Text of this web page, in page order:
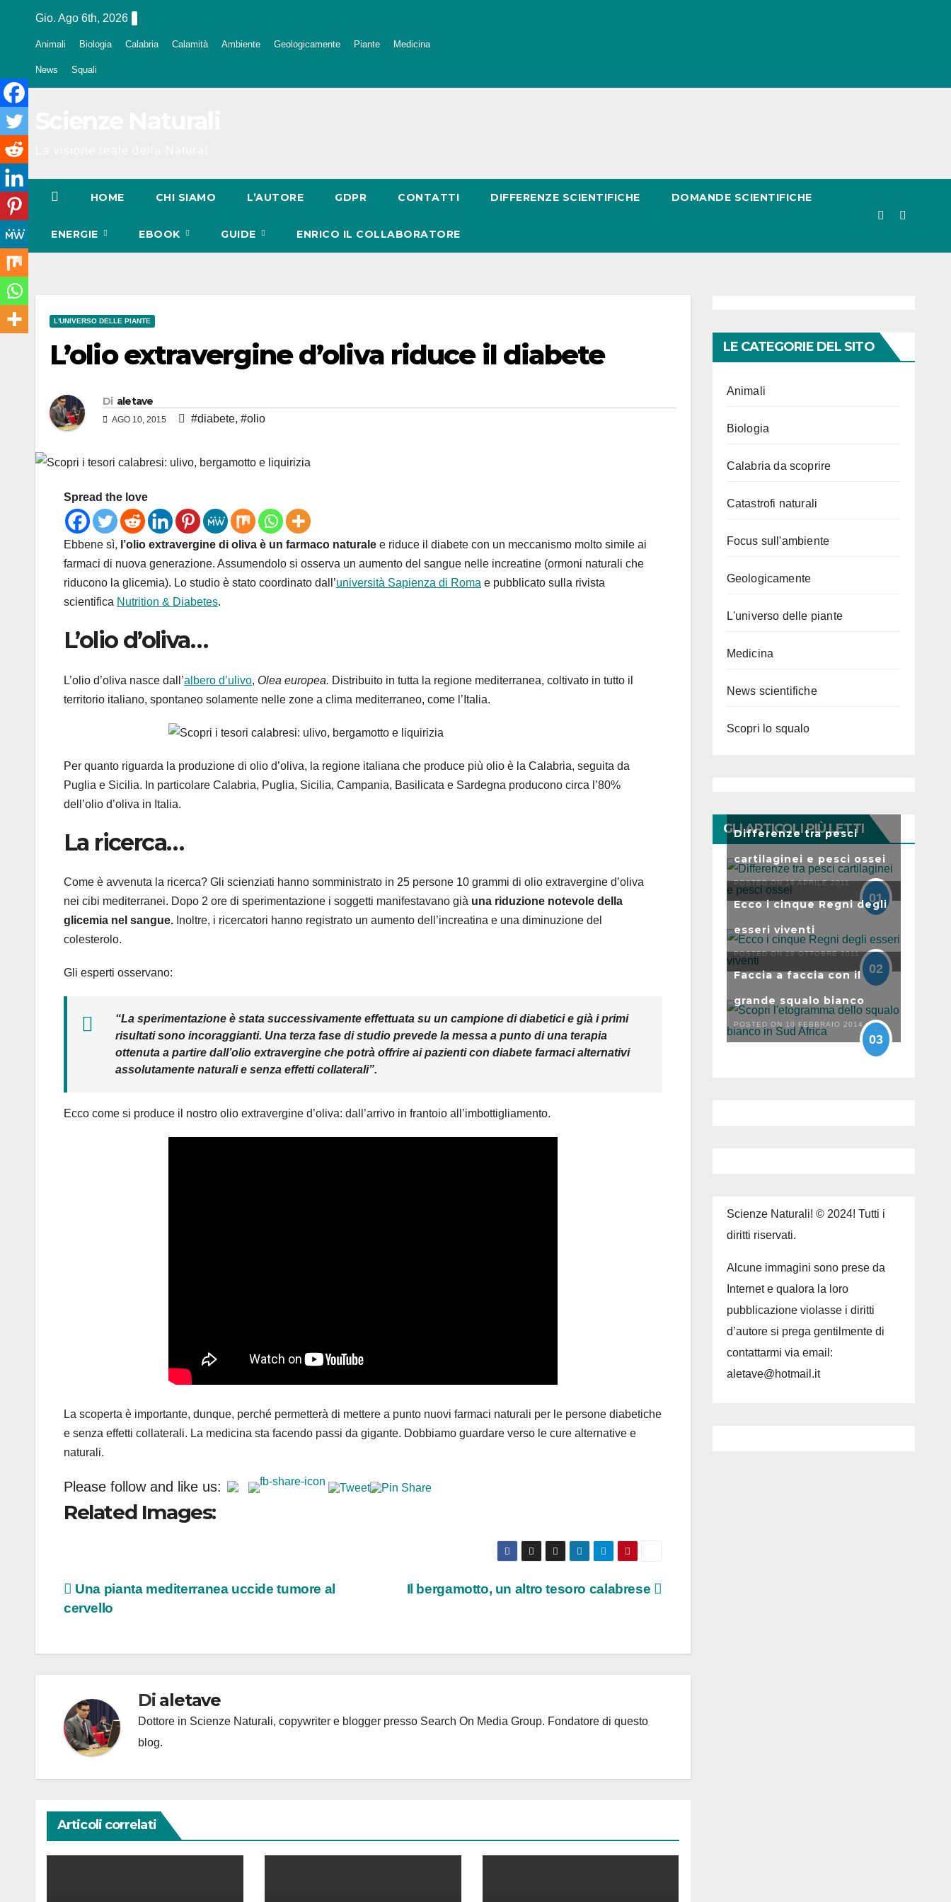
Gio. Ago 6th, 2026
Animali Biologia Calabria Calamità Ambiente Geologicamente Piante Medicina
News Squali
HOME CHI SIAMO L’AUTORE GDPR CONTATTI DIFFERENZE SCIENTIFICHE DOMANDE SCIENTIFICHE
ENERGIE EBOOK GUIDE ENRICO IL COLLABORATORE
L'UNIVERSO DELLE PIANTE
L’olio extravergine d’oliva riduce il diabete
Di aletave
AGO 10, 2015 #diabete, #olio
Spread the love
Ebbene sì, l’olio extravergine di oliva è un farmaco naturale e riduce il diabete con un meccanismo molto simile ai
farmaci di nuova generazione. Assumendolo si osserva un aumento del sangue nelle increatine (ormoni naturali che
riducono la glicemia). Lo studio è stato coordinato dall’università Sapienza di Roma e pubblicato sulla rivista
scientifica Nutrition & Diabetes.
L’olio d’oliva…
L’olio d’oliva nasce dall’albero d’ulivo, Olea europea. Distribuito in tutta la regione mediterranea, coltivato in tutto il
territorio italiano, spontaneo solamente nelle zone a clima mediterraneo, come l’Italia.
Per quanto riguarda la produzione di olio d’oliva, la regione italiana che produce più olio è la Calabria, seguita da
Puglia e Sicilia. In particolare Calabria, Puglia, Sicilia, Campania, Basilicata e Sardegna producono circa l’80%
dell’olio d’oliva in Italia.
La ricerca…
Come è avvenuta la ricerca? Gli scienziati hanno somministrato in 25 persone 10 grammi di olio extravergine d’oliva
nei cibi mediterranei. Dopo 2 ore di sperimentazione i soggetti manifestavano già una riduzione notevole della
glicemia nel sangue. Inoltre, i ricercatori hanno registrato un aumento dell’increatina e una diminuzione del
colesterolo.
Gli esperti osservano:
“La sperimentazione è stata successivamente effettuata su un campione di diabetici e già i primi
risultati sono incoraggianti. Una terza fase di studio prevede la messa a punto di una terapia
ottenuta a partire dall’olio extravergine che potrà offrire ai pazienti con diabete farmaci alternativi
assolutamente naturali e senza effetti collaterali”.
Ecco come si produce il nostro olio extravergine d’oliva: dall’arrivo in frantoio all’imbottigliamento.
La scoperta è importante, dunque, perché permetterà di mettere a punto nuovi farmaci naturali per le persone diabetiche
e senza effetti collaterali. La medicina sta facendo passi da gigante. Dobbiamo guardare verso le cure alternative e
naturali.
Please follow and like us:
Related Images:
Navigazione
Il bergamotto, un altro tesoro calabrese
Una pianta mediterranea uccide tumore al
cervello
Di aletave
Dottore in Scienze Naturali, copywriter e blogger presso Search On Media Group. Fondatore di questo
blog.
Articoli correlati
LE CATEGORIE DEL SITO
Animali
Biologia
Calabria da scoprire
Catastrofi naturali
Focus sull'ambiente
Geologicamente
L'universo delle piante
Medicina
News scientifiche
Scopri lo squalo
GLI ARTICOLI PIÙ LETTI
Differenze tra pesci
cartilaginei e pesci ossei
POSTED ON 19 APRILE 2011
01
Ecco i cinque Regni degli
esseri viventi
POSTED ON 29 OTTOBRE 2011
02
Faccia a faccia con il
grande squalo bianco
POSTED ON 10 FEBBRAIO 2014
03
Scienze Naturali! © 2024! Tutti i
diritti riservati.
Alcune immagini sono prese da
Internet e qualora la loro
pubblicazione violasse i diritti
d’autore si prega gentilmente di
contattarmi via email:
aletave@hotmail.it